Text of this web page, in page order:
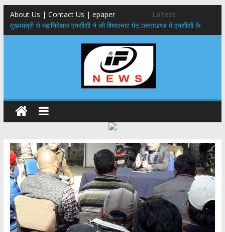
About Us | Contact Us | epaper
Latest:
मुख्यमंत्री से महानिदेशक एनसीसी ने की शिष्टाचार भेंट,उत्तराखण्ड में एनसीसी के
विस्तार एवं आधुनिक आधारभूत संरचना के विकास पर हुई महत्वपूर्ण चर्चा
​धामी कैबिनेट का बड़ा फैसला: पशुपालकों को 60% तक सब्सिडी, गंगा एक्सप्रेसवे का
​हरिद्वार से वीरभद्र (ऋषिकेश) तक निकली BJYM की भव्य कांवड़ यात्रा; तेजस्वी
सूर्या ने की देश व प्रदेशवासियों के कल्याण की कामना
24×7 अलर्ट मोड में रहें अधिकारी-मुख्य सचिव मानसून-एसईओसी से मुख्य सचिव ने
की विस्तृत समीक्षा कहा-बंद सड़कों को शीघ्र खोला जाए, लोगों को न हो दिक्कत
459 करोड़ से एचएनबी गढ़वाल विश्वविद्यालय में अनुसंधान संरचना होगी सुदृढ,उच्च
शिक्षा मंत्री धन सिंह रावत ने नवनियुक्त केन्द्रीय शिक्षा मंत्री से की मुलाकात